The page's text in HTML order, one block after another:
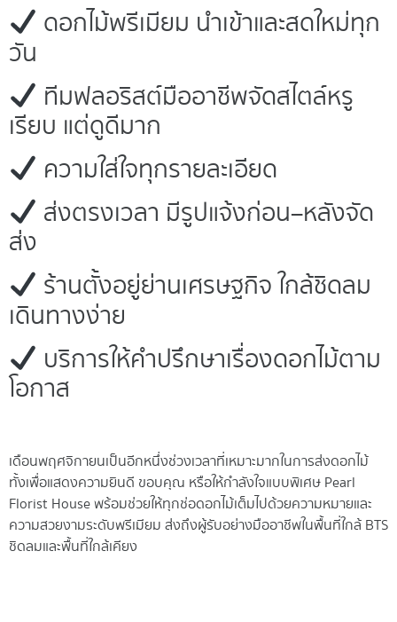
ดอกไม้พรีเมียม นำเข้าและสดใหม่ทุก
วัน
ทีมฟลอริสต์มืออาชีพจัดสไตล์หรู
เรียบ แต่ดูดีมาก
ความใส่ใจทุกรายละเอียด
ส่งตรงเวลา มีรูปแจ้งก่อน–หลังจัด
ส่ง
ร้านตั้งอยู่ย่านเศรษฐกิจ ใกล้ชิดลม
เดินทางง่าย
บริการให้คำปรึกษาเรื่องดอกไม้ตาม
โอกาส
เดือนพฤศจิกายนเป็นอีกหนึ่งช่วงเวลาที่เหมาะมากในการส่งดอกไม้
ทั้งเพื่อแสดงความยินดี ขอบคุณ หรือให้กำลังใจแบบพิเศษ Pearl
Florist House พร้อมช่วยให้ทุกช่อดอกไม้เต็มไปด้วยความหมายและ
ความสวยงามระดับพรีเมียม ส่งถึงผู้รับอย่างมืออาชีพในพื้นที่ใกล้ BTS
ชิดลมและพื้นที่ใกล้เคียง